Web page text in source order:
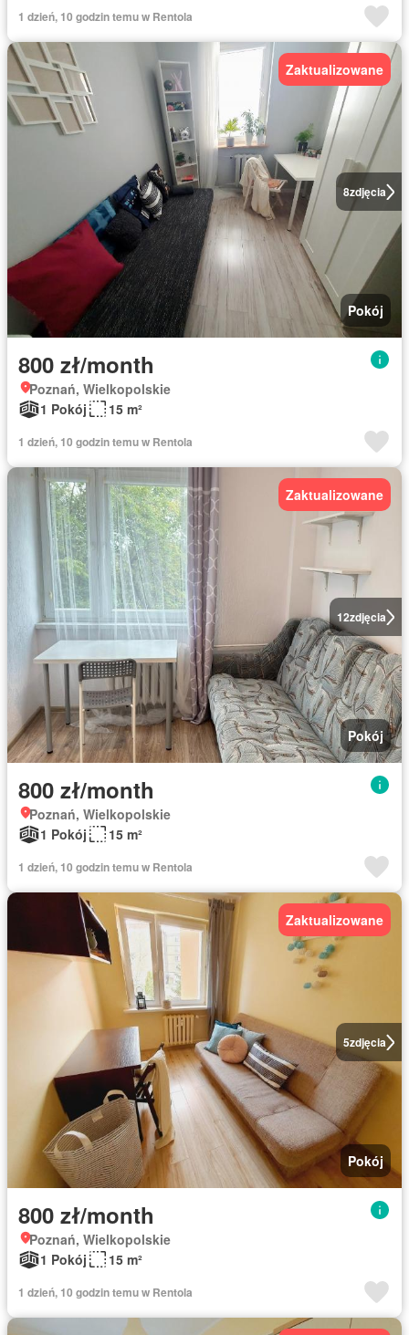
1 dzień, 10 godzin temu w Rentola
8zdjęcia
Zaktualizowane
Pokój
800 zł/month
Poznań, Wielkopolskie
1 Pokój
15 m²
1 dzień, 10 godzin temu w Rentola
12zdjęcia
Zaktualizowane
Pokój
800 zł/month
Poznań, Wielkopolskie
1 Pokój
15 m²
1 dzień, 10 godzin temu w Rentola
5zdjęcia
Zaktualizowane
Pokój
800 zł/month
Poznań, Wielkopolskie
1 Pokój
15 m²
1 dzień, 10 godzin temu w Rentola